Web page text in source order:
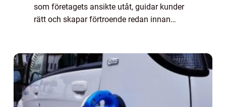
som företagets ansikte utåt, guidar kunder
rätt och skapar förtroende redan innan
handelsområden el...